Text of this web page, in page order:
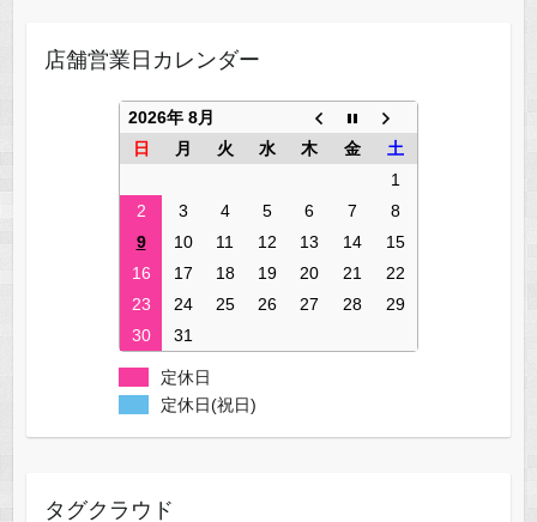
店舗営業日カレンダー
2026年 8月
日
月 火 水 木 金
土
1
2
3 4 5 6 7
8
9
10 11 12 13 14
15
16
17 18 19 20 21
22
23
24 25 26 27 28
29
30
31
定休日
定休日(祝日)
タグクラウド